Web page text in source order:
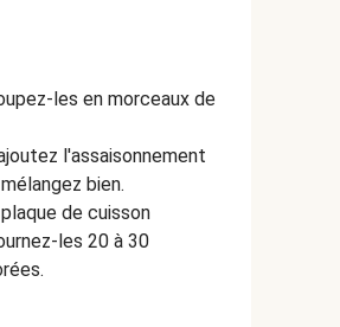
les en morceaux de
l'assaisonnement
bien.
de cuisson
les 20 à 30